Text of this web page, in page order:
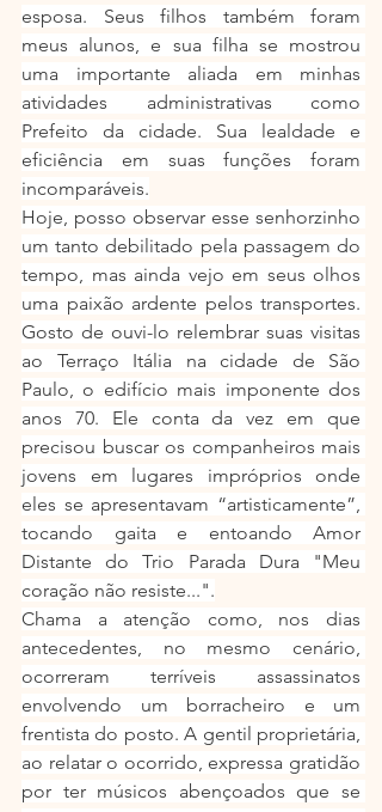
esposa. Seus filhos também foram
meus alunos, e sua filha se mostrou
uma importante aliada em minhas
atividades administrativas como
Prefeito da cidade. Sua lealdade e
eficiência em suas funções foram
incomparáveis.
Hoje, posso observar esse senhorzinho
um tanto debilitado pela passagem do
tempo, mas ainda vejo em seus olhos
uma paixão ardente pelos transportes.
Gosto de ouvi-lo relembrar suas visitas
ao Terraço Itália na cidade de São
Paulo, o edifício mais imponente dos
anos 70. Ele conta da vez em que
precisou buscar os companheiros mais
jovens em lugares impróprios onde
eles se apresentavam “artisticamente”,
tocando gaita e entoando Amor
Distante do Trio Parada Dura "Meu
coração não resiste...".
Chama a atenção como, nos dias
antecedentes, no mesmo cenário,
ocorreram terríveis assassinatos
envolvendo um borracheiro e um
frentista do posto. A gentil proprietária,
ao relatar o ocorrido, expressa gratidão
por ter músicos abençoados que se